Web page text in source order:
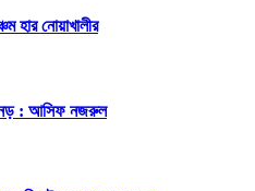
হার নোয়াখালীর
অনড় : আসিফ নজরুল